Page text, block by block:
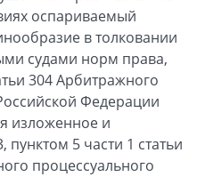
оспариваемый
в толковании
судами норм права,
304 Арбитражного
Федерации
изложенное и
пунктом 5 части 1 статьи
процессуального